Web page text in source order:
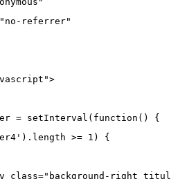
referrer"
= setInterval(function() {
>= 1) {
class="background-right